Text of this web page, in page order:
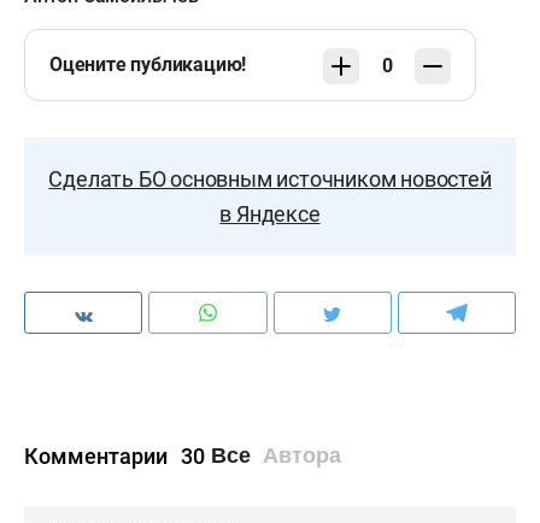
1:0 — Комличенко, 52.
2:0 — Лангович, 78.
: Песьяков, Чернов, Прохин, Вахания
Уткин, Глебов, Ионов (Байрамян, 65), Мохеби,
Комличенко.
Иванов (Зотов, 66), Апшацев (Иву, 66),
Оцените публикацию! 0
Сделать БО основным источником новостей
в Яндексе
Комментарии 30 Все Автора